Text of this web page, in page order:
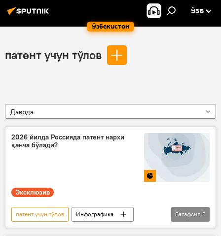
Ўзбекистон
ЎЗБ
патент учун тўлов
Даврда
2026 йилда Россияда патент нархи
қанча бўлади?
Эксклюзив
патент учун тўлов
Инфографика
Мултимедиа
Россия
патент
Батафсил 5